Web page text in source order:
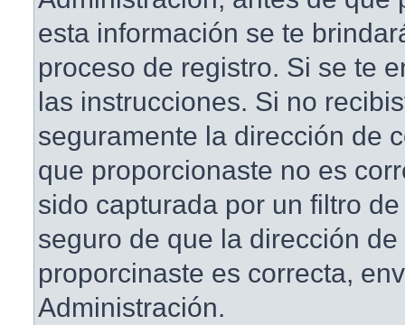
esta información se te
proceso de registro. Si se te
las instrucciones. Si no
seguramente la dirección de
que proporcionaste no es
sido capturada por un filtro
seguro de que la dirección
proporcinaste es correcta,
Administración.